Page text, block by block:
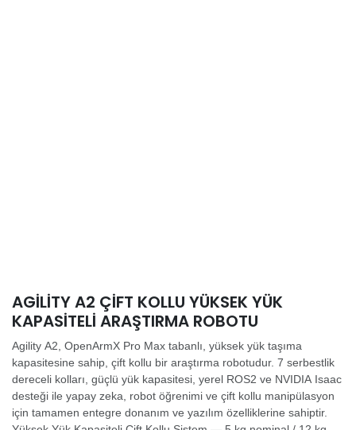
AGILITY A2 ÇIFT KOLLU YÜKSEK YÜK
KAPASITELI ARAŞTIRMA ROBOTU
Agility A2, OpenArmX Pro Max tabanlı, yüksek yük taşıma
kapasitesine sahip, çift kollu bir araştırma robotudur. 7 serbestlik
dereceli kolları, güçlü yük kapasitesi, yerel ROS2 ve NVIDIA Isaac
desteği ile yapay zeka, robot öğrenimi ve çift kollu manipülasyon
için tamamen entegre donanım ve yazılım özelliklerine sahiptir.